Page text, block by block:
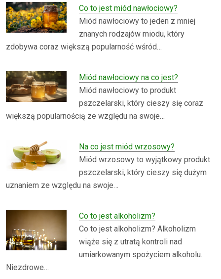
Co to jest miód nawłociowy?
Miód nawłociowy to jeden z mniej
znanych rodzajów miodu, który
zdobywa coraz większą popularność wśród…
Miód nawłociowy na co jest?
Miód nawłociowy to produkt
pszczelarski, który cieszy się coraz
większą popularnością ze względu na swoje…
Na co jest miód wrzosowy?
Miód wrzosowy to wyjątkowy produkt
pszczelarski, który cieszy się dużym
uznaniem ze względu na swoje…
Co to jest alkoholizm?
Co to jest alkoholizm? Alkoholizm
wiąże się z utratą kontroli nad
umiarkowanym spożyciem alkoholu.
Niezdrowe…